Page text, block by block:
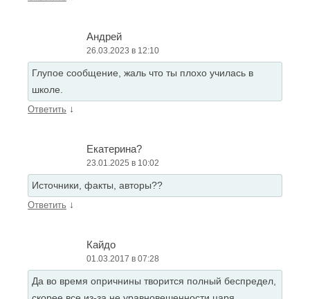
Андрей
26.03.2023 в 12:10
Глупое сообщение, жаль что ты плохо училась в
школе.
Ответить ↓
Екатерина?
23.01.2025 в 10:02
Источники, факты, авторы??
Ответить ↓
Кайдо
01.03.2017 в 07:28
Да во время опричнины творится полный беспредел,